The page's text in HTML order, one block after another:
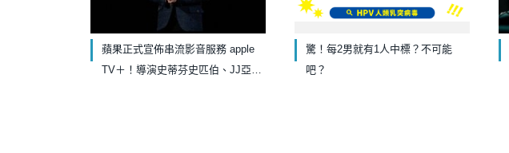
蘋果正式宣佈串流影音服務 apple
TV＋！導演史蒂芬史匹伯、JJ亞伯
驚！每2男就有1人中標？不可能
吧？